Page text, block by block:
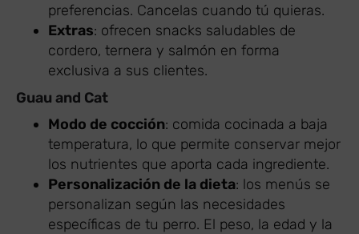
preferencias. Cancelas cuando tú quieras.
Extras: ofrecen snacks saludables de
cordero, ternera y salmón en forma
exclusiva a sus clientes.
Guau and Cat
Modo de cocción: comida cocinada a baja
temperatura, lo que permite conservar mejor
los nutrientes que aporta cada ingrediente.
Personalización de la dieta: los menús se
personalizan según las necesidades
específicas de tu perro. El peso, la edad y la